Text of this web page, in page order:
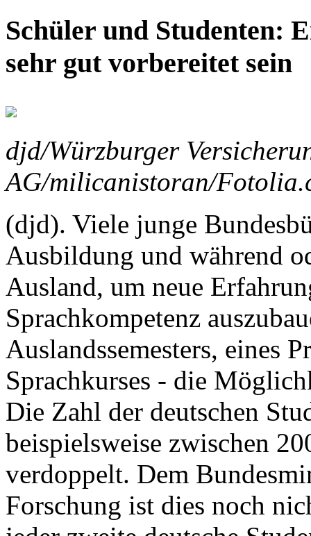
Schüler und Studenten:
sehr gut vorbereitet sein
djd/Würzburger
AG/milicanistoran/
(djd). Viele junge
Ausbildung und während
Ausland, um neue
Sprachkompetenz
Auslandssemesters, eines
Sprachkurses - die
Die Zahl der deutschen
beispielsweise zwischen
verdoppelt. Dem
Forschung ist dies noch